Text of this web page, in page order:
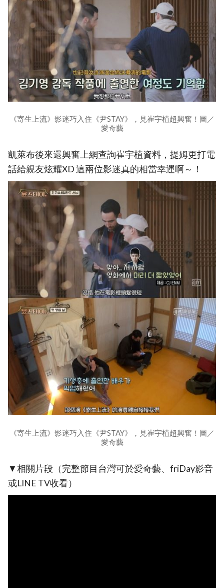
《寄生上流》影迷巧入住《尹STAY》，見崔宇植超興奮！圖／
愛奇藝
凱萊布後來還興奮上網查詢崔宇植資料，提姆更打電
話給親友炫耀XD 這兩位影迷真的相當幸運啊～！
《寄生上流》影迷巧入住《尹STAY》，見崔宇植超興奮！圖／
愛奇藝
▼相關片段（完整節目台灣可於愛奇藝、friDay影音
或LINE TV收看）